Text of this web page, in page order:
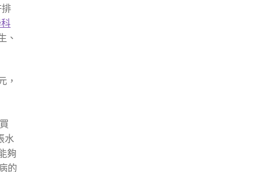
排
、
，
水
夠
的